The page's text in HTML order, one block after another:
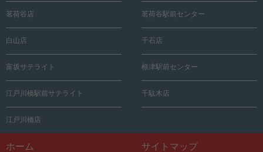
茗荷谷店 茗荷谷駅前センター
白山店 千石店
富坂サテライト 根津駅前センター
江戸川橋駅前サテライト 千駄木店
江戸川橋店
ホーム サイトマップ